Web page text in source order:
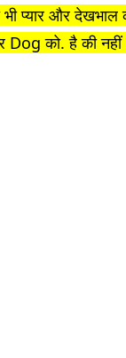
प्यार और देखभाल
Dog को. है की नहीं